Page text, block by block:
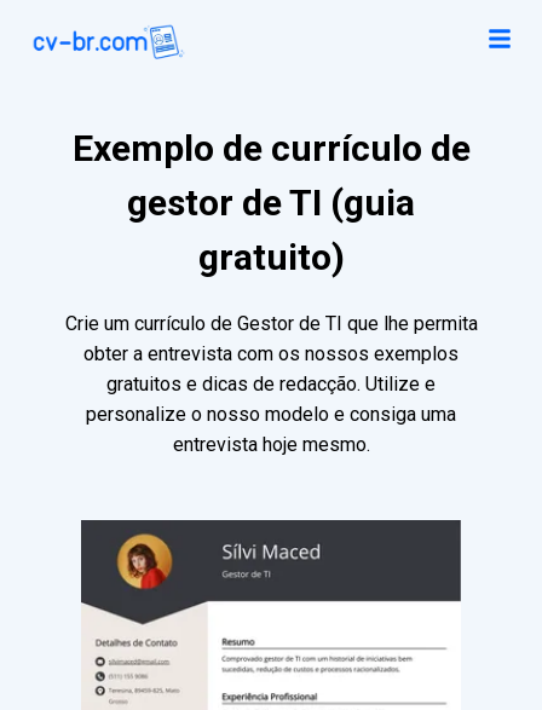
Exemplo de currículo de
gestor de TI (guia
gratuito)
Crie um currículo de Gestor de TI que lhe permita
obter a entrevista com os nossos exemplos
gratuitos e dicas de redacção. Utilize e
personalize o nosso modelo e consiga uma
entrevista hoje mesmo.